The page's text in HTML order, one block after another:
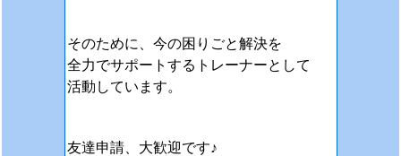
そのために、今の困りごと解決を
全力でサポートするトレーナーとして
活動しています。
友達申請、大歓迎です♪